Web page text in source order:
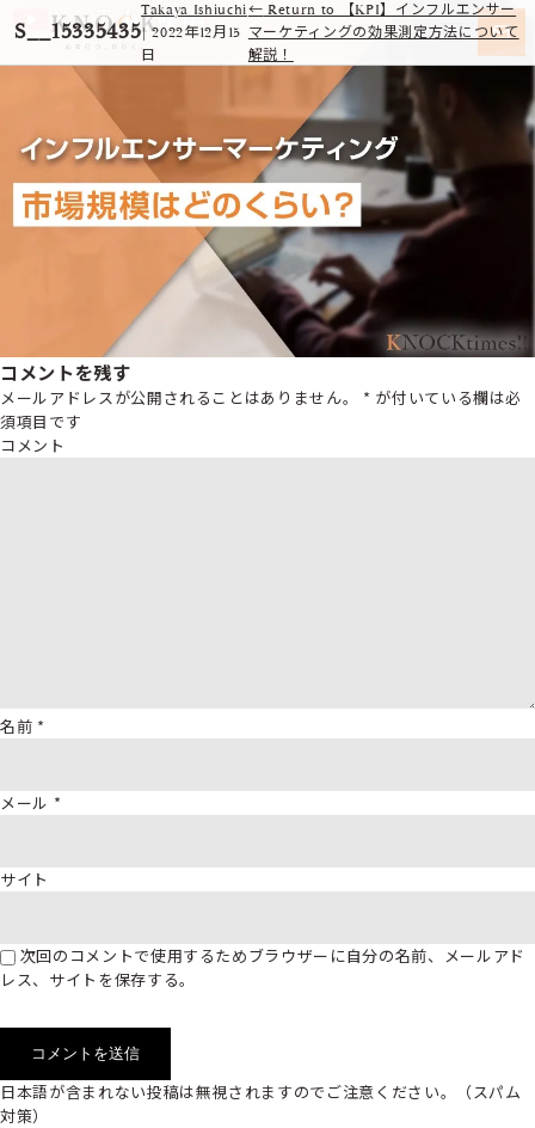
S__15335435
Takaya Ishiuchi
|2022年12月15
日
← Return to 【KPI】インフルエンサー
マーケティングの効果測定方法について
解説！
コメントを残す
メールアドレスが公開されることはありません。 * が付いている欄は必
須項目です
コメント
名前 *
メール *
サイト
次回のコメントで使用するためブラウザーに自分の名前、メールアド
レス、サイトを保存する。
日本語が含まれない投稿は無視されますのでご注意ください。（スパム
対策）